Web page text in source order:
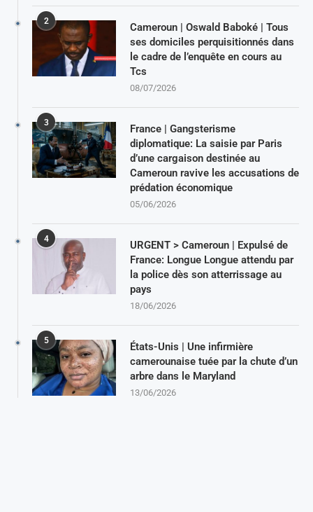
2
Cameroun | Oswald Baboké | Tous
ses domiciles perquisitionnés dans
le cadre de l’enquête en cours au
Tcs
08/07/2026
3
France | Gangsterisme
diplomatique: La saisie par Paris
d’une cargaison destinée au
Cameroun ravive les accusations de
prédation économique
05/06/2026
4
URGENT > Cameroun | Expulsé de
France: Longue Longue attendu par
la police dès son atterrissage au
pays
18/06/2026
5
États-Unis | Une infirmière
camerounaise tuée par la chute d’un
arbre dans le Maryland
13/06/2026